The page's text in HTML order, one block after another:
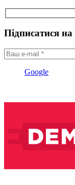
Підписатися
Google